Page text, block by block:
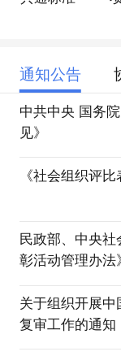
通知公告
中共中央 国务
见》
《社会组织评
民政部、中央
彰活动管理办法
关于组织开展
复审工作的通知